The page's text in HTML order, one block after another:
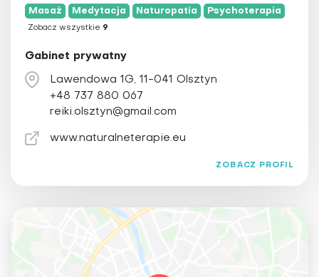
Masaż Medytacja Naturopatia Psychoterapia
Zobacz wszystkie 9
Gabinet prywatny
Lawendowa 1G, 11-041 Olsztyn
+48 737 880 067
reiki.olsztyn@gmail.com
www.naturalneterapie.eu
ZOBACZ PROFIL